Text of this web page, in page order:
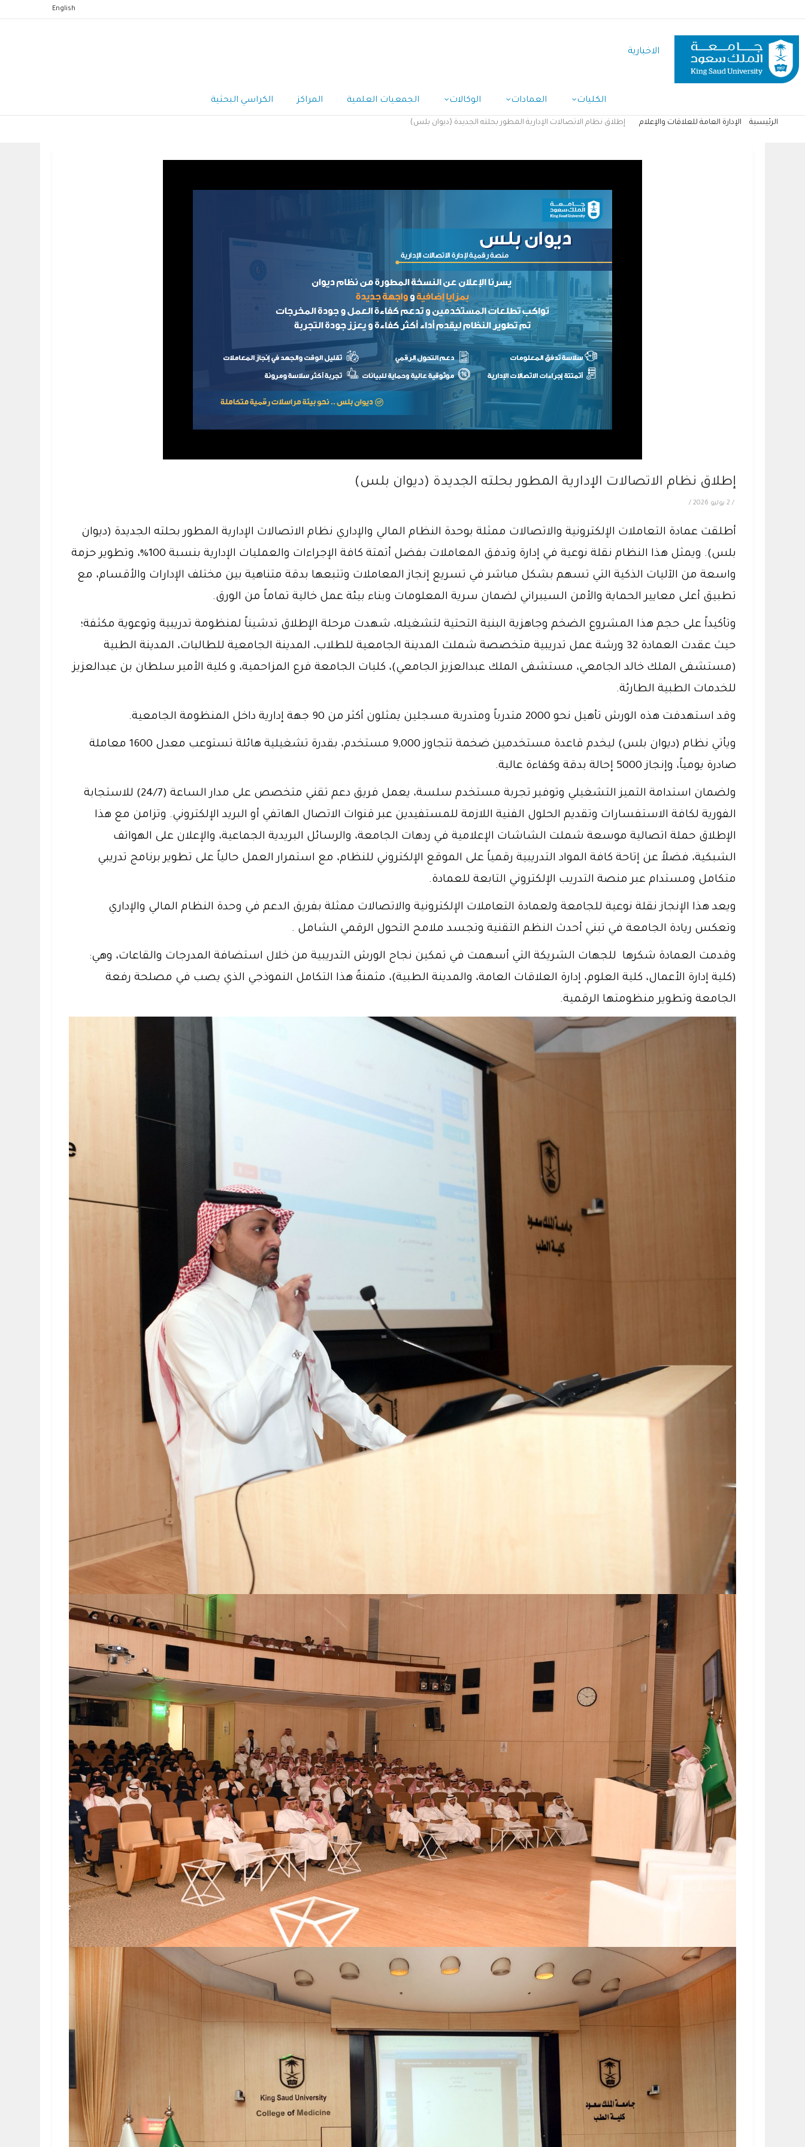
المحتوى
الرئيسي
English
الاخبارية
الكليات العمادات الوكالات الجمعيات العلمية المراكز الكراسي البحثية
الرئيسية الإدارة العامة للعلاقات والإعلام إطلاق نظام الاتصالات الإدارية المطور بحلته الجديدة (ديوان بلس)
إطلاق نظام الاتصالات الإدارية المطور بحلته الجديدة (ديوان بلس)
/ 2 يوليو 2026 /
أطلقت عمادة التعاملات الإلكترونية والاتصالات ممثلة بوحدة النظام المالي والإداري نظام الاتصالات الإدارية المطور بحلته الجديدة (ديوان
بلس). ويمثل هذا النظام نقلة نوعية في إدارة وتدفق المعاملات بفضل أتمتة كافة الإجراءات والعمليات الإدارية بنسبة 100%، وتطوير حزمة
واسعة من الآليات الذكية التي تسهم بشكل مباشر في تسريع إنجاز المعاملات وتتبعها بدقة متناهية بين مختلف الإدارات والأقسام، مع
تطبيق أعلى معايير الحماية والأمن السيبراني لضمان سرية المعلومات وبناء بيئة عمل خالية تماماً من الورق.
وتأكيداً على حجم هذا المشروع الضخم وجاهزية البنية التحتية لتشغيله، شهدت مرحلة الإطلاق تدشيناً لمنظومة تدريبية وتوعوية مكثفة؛
حيث عقدت العمادة 32 ورشة عمل تدريبية متخصصة شملت المدينة الجامعية للطلاب، المدينة الجامعية للطالبات، المدينة الطبية
(مستشفى الملك خالد الجامعي، مستشفى الملك عبدالعزيز الجامعي)، كليات الجامعة فرع المزاحمية، و كلية الأمير سلطان بن عبدالعزيز
للخدمات الطبية الطارئة.
وقد استهدفت هذه الورش تأهيل نحو 2000 متدرباً ومتدربة مسجلين يمثلون أكثر من 90 جهة إدارية داخل المنظومة الجامعية.
ويأتي نظام (ديوان بلس) ليخدم قاعدة مستخدمين ضخمة تتجاوز 9,000 مستخدم، بقدرة تشغيلية هائلة تستوعب معدل 1600 معاملة
صادرة يومياً، وإنجاز 5000 إحالة بدقة وكفاءة عالية.
ولضمان استدامة التميز التشغيلي وتوفير تجربة مستخدم سلسة، يعمل فريق دعم تقني متخصص على مدار الساعة (24/7) للاستجابة
الفورية لكافة الاستفسارات وتقديم الحلول الفنية اللازمة للمستفيدين عبر قنوات الاتصال الهاتفي أو البريد الإلكتروني. وتزامن مع هذا
الإطلاق حملة اتصالية موسعة شملت الشاشات الإعلامية في ردهات الجامعة، والرسائل البريدية الجماعية، والإعلان على الهواتف
الشبكية، فضلاً عن إتاحة كافة المواد التدريبية رقمياً على الموقع الإلكتروني للنظام، مع استمرار العمل حالياً على تطوير برنامج تدريبي
متكامل ومستدام عبر منصة التدريب الإلكتروني التابعة للعمادة.
ويعد هذا الإنجاز نقلة نوعية للجامعة ولعمادة التعاملات الإلكترونية والاتصالات ممثلة بفريق الدعم في وحدة النظام المالي والإداري
وتعكس ريادة الجامعة في تبني أحدث النظم التقنية وتجسد ملامح التحول الرقمي الشامل .
وقدمت العمادة شكرها للجهات الشريكة التي أسهمت في تمكين نجاح الورش التدريبية من خلال استضافة المدرجات والقاعات، وهي:
(كلية إدارة الأعمال، كلية العلوم، إدارة العلاقات العامة، والمدينة الطبية)، مثمنةً هذا التكامل النموذجي الذي يصب في مصلحة رفعة
الجامعة وتطوير منظومتها الرقمية.